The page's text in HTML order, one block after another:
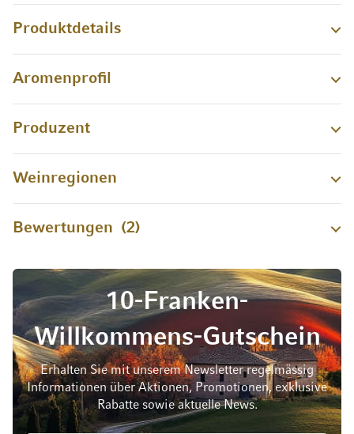
Produktdetails
Aromenprofil
Produzent
Weinregionen
Bewertungen 2
10-Franken-
Willkommens-Gutschein
Erhalten Sie mit unserem Newsletter regelmässig
Informationen über Aktionen, Promotionen, exklusive
Rabatte sowie aktuelle News.